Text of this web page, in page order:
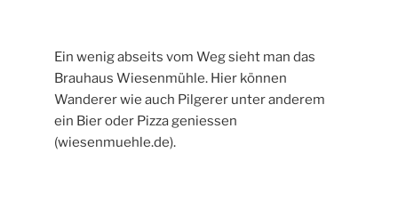
Ein wenig abseits vom Weg sieht man das
Brauhaus Wiesenmühle. Hier können
Wanderer wie auch Pilgerer unter anderem
ein Bier oder Pizza geniessen
(wiesenmuehle.de).